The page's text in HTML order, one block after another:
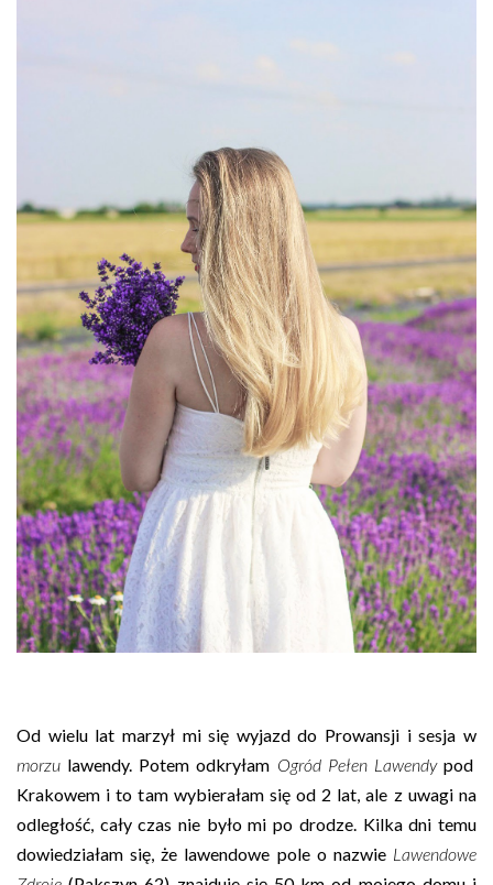
Od wielu lat marzył mi się wyjazd do Prowansji i sesja w
morzu lawendy. Potem odkryłam Ogród Pełen Lawendy pod
Krakowem i to tam wybierałam się od 2 lat, ale z uwagi na
odległość, cały czas nie było mi po drodze. Kilka dni temu
dowiedziałam się, że lawendowe pole o nazwie Lawendowe